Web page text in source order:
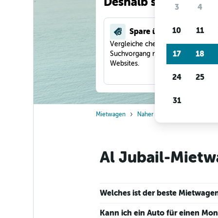
Spare über 40 %
Vergleiche checkfelix in einem
Suchvorgang mit anderen Reise-
Websites.
Mietwagen Naher Osten
Al Jubail-
Welches ist der beste
Kann ich ein Auto für einen
3 4
10 11
17 18
24 25
31